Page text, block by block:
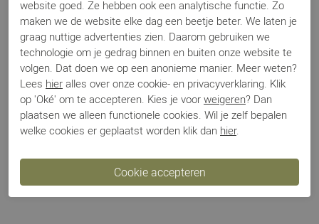
Betalen
Verzenden
Ruilen en retour
Gerelateerde producten
website goed. Ze hebben ook een analytische functie. Zo
maken we de website elke dag een beetje beter. We laten je
graag nuttige advertenties zien. Daarom gebruiken we
technologie om je gedrag binnen en buiten onze website te
volgen. Dat doen we op een anonieme manier. Meer weten?
Lees hier alles over onze cookie- en privacyverklaring. Klik
op 'Oké' om te accepteren. Kies je voor weigeren? Dan
plaatsen we alleen functionele cookies. Wil je zelf bepalen
welke cookies er geplaatst worden klik dan hier.